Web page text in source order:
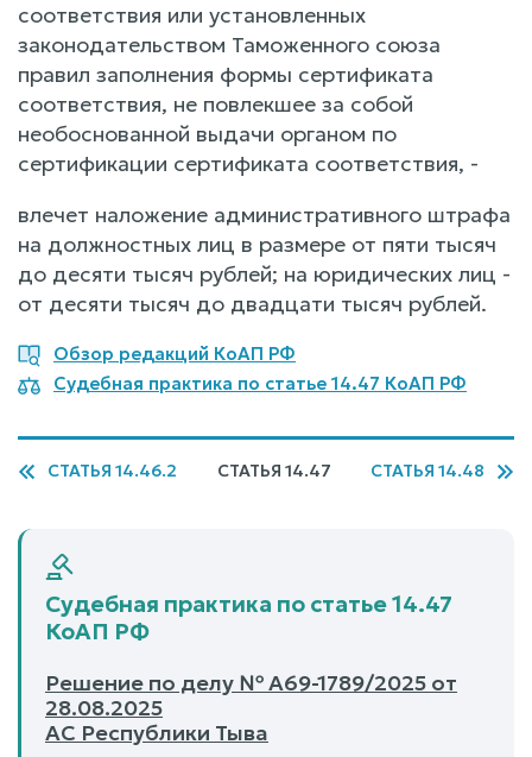
соответствия или установленных
законодательством Таможенного союза
правил заполнения формы сертификата
соответствия, не повлекшее за собой
необоснованной выдачи органом по
сертификации сертификата соответствия, -
влечет наложение административного штрафа
на должностных лиц в размере от пяти тысяч
до десяти тысяч рублей; на юридических лиц -
от десяти тысяч до двадцати тысяч рублей.
Обзор редакций КоАП РФ
Судебная практика по статье 14.47 КоАП РФ
СТАТЬЯ 14.46.2 СТАТЬЯ 14.47 СТАТЬЯ 14.48
Судебная практика по статье 14.47
КоАП РФ
Решение по делу № А69-1789/2025 от
28.08.2025
АС Республики Тыва